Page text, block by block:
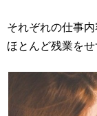
それぞれの仕事
ほとんど残業を